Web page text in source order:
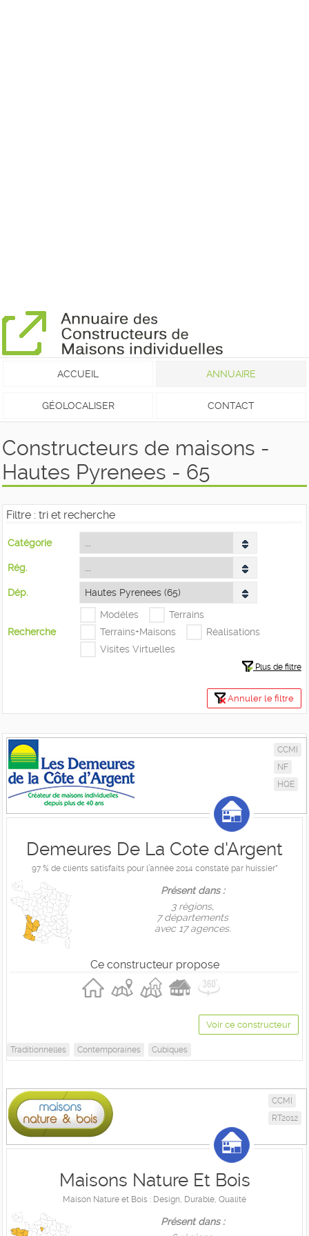
ACCUEIL ANNUAIRE
GÉOLOCALISER CONTACT
Constructeurs de maisons -
Hautes Pyrenees - 65
Filtre : tri et recherche
Catégorie
Rég.
Dép.
Recherche
Modéles
Terrains
Terrains+Maisons
Réalisations
Visites Virtuelles
Plus de filtre
Annuler le filtre
CCMI
NF
HQE
Demeures De La Cote d'Argent
97 % de clients satisfaits pour l’année 2014 constaté par huissier*
Présent dans :
3 règions,
7 départements
avec 17 agences.
Ce constructeur propose
Voir ce constructeur
Traditionnelles Contemporaines Cubiques
CCMI
RT2012
Maisons Nature Et Bois
Maison Nature et Bois : Design, Durable, Qualité
Présent dans :